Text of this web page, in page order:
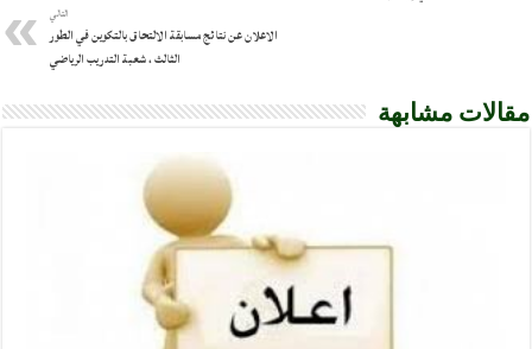
التالي
الاعلان عن نتائج مسابقة الالتحاق بالتكوين في الطور
الثالث ، شعبة التدريب الرياضي
مقالات مشابهة